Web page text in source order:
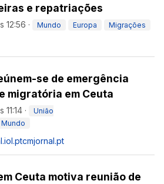
e repatriações
12:56 · Mundo Europa Migrações
se de emergência
migratória em Ceuta
·
União
Mundo
cmjornal.pt
Ceuta motiva reunião de